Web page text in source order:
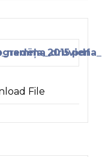
File